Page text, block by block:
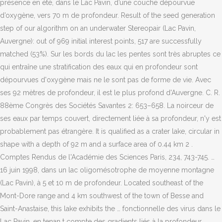
présence en été, dans le Lac Pavin, d’une couche dépourvue
d’oxygène, vers 70 m de profondeur. Result of the seed generation
step of our algorithm on an underwater Stereopair (Lac Pavin,
Auvergne): out of 969 initial interest points, 517 are successfully
matched (53%). Sur les bords du lac les pentes sont très abruptes ce
qui entraîne une stratification des eaux qui en profondeur sont
dépourvues d'oxygène mais ne le sont pas de forme de vie. Avec
ses 92 mètres de profondeur, il est le plus profond d'Auvergne. C. R.
88ème Congrès des Sociétés Savantes 2: 653–658. La noirceur de
ses eaux par temps couvert, directement liée à sa profondeur, n'y est
probablement pas étrangère. It is qualified as a crater lake, circular in
shape with a depth of 92 m and a surface area of 0.44 km 2 .
Comptes Rendus de l'Académie des Sciences Paris, 234, 743-745. …
16 juin 1998, dans un lac oligomésotrophe de moyenne montagne
(Lac Pavin), à 5 et 10 m de profondeur. Located southeast of the
Mont-Dore range and 4 km southwest of the town of Besse and
Saint-Anastaise, this lake exhibits the … fonctionnelle des virus dans le